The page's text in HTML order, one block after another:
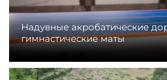
Надувные акробатические
гимнастические маты